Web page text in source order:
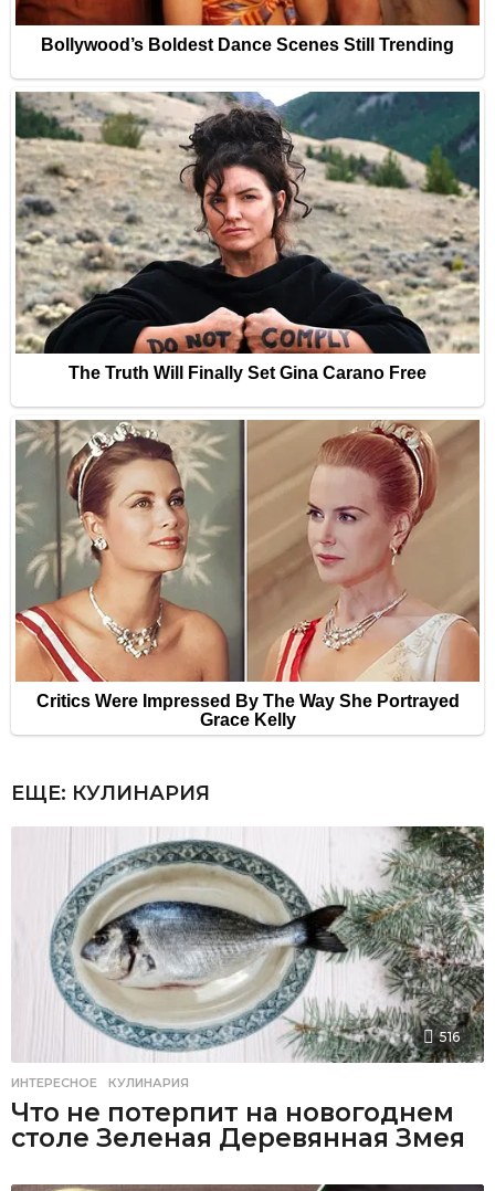
ЕЩЕ: КУЛИНАРИЯ
516
ИНТЕРЕСНОЕ ,КУЛИНАРИЯ
Что не потерпит на новогоднем
столе Зеленая Деревянная Змея